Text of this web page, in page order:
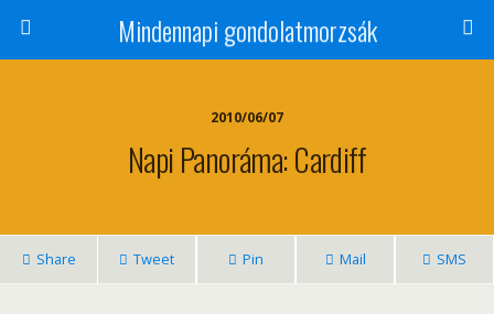
Mindennapi gondolatmorzsák
2010/06/07
Napi Panoráma: Cardiff
Share Tweet Pin Mail SMS